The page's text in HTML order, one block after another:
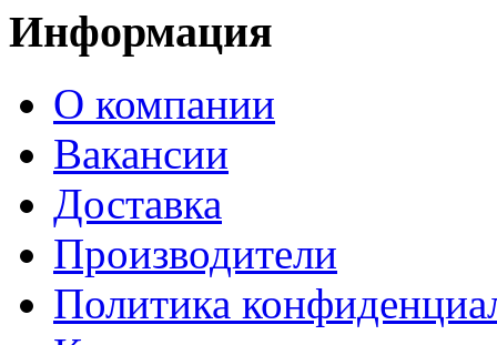
Информация
О компании
Вакансии
Доставка
Производители
Политика